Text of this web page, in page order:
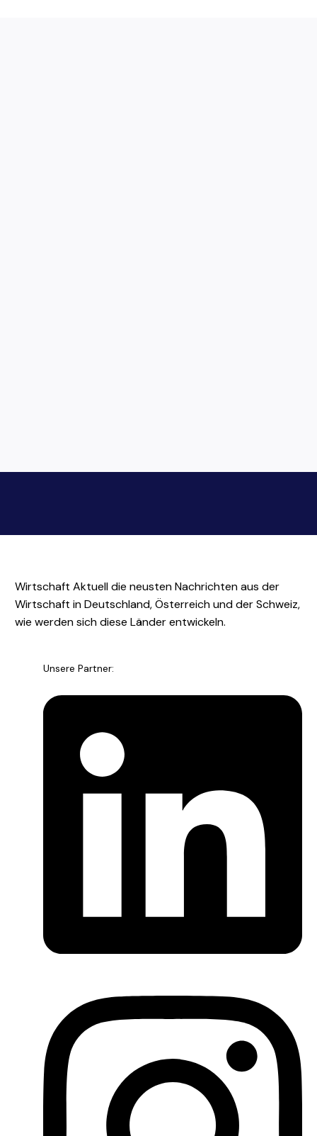
Wirtschaft Aktuell die neusten Nachrichten aus der
Wirtschaft in Deutschland, Österreich und der Schweiz,
wie werden sich diese Länder entwickeln.
Unsere Partner: